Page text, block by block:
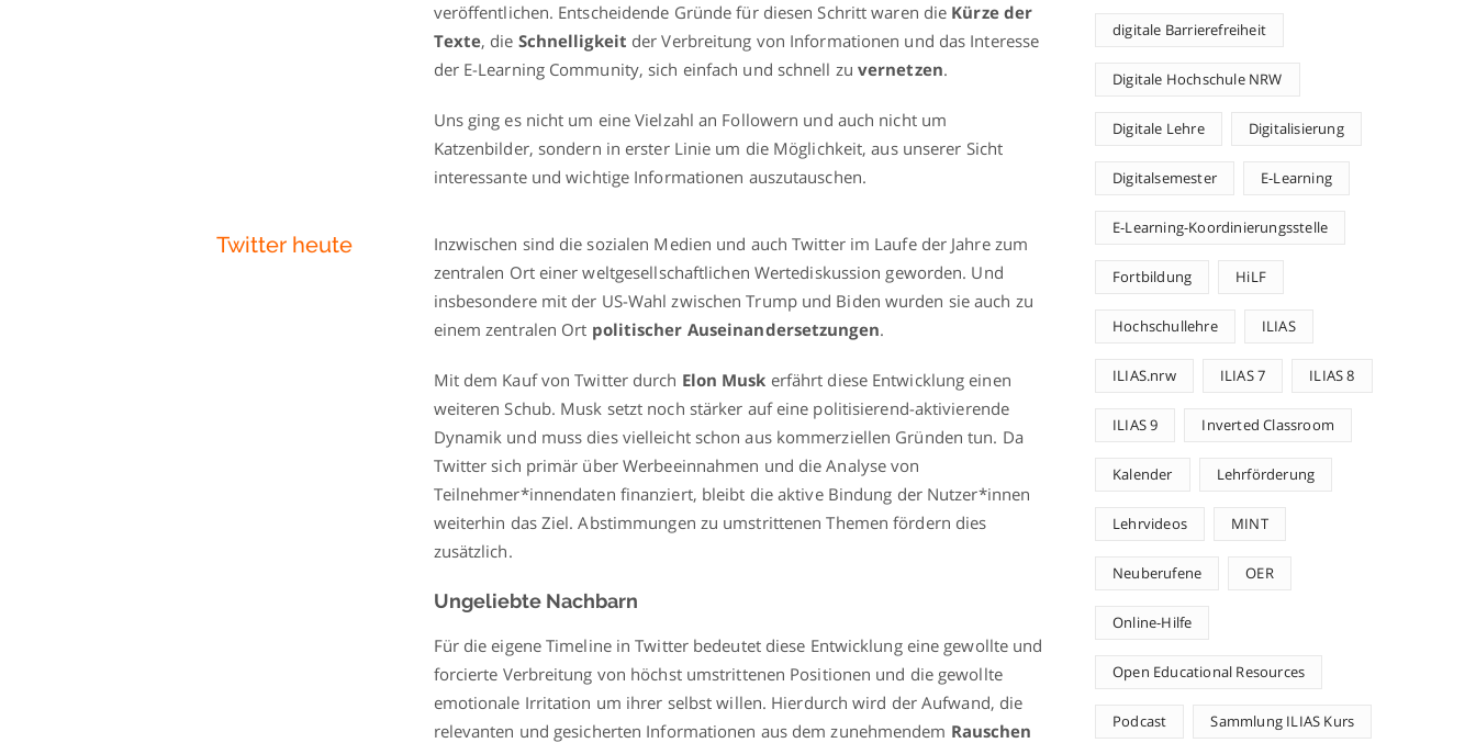
veröffentlichen. Entscheidende Gründe für diesen Schritt waren die Kürze der
Texte, die Schnelligkeit der Verbreitung von Informationen und das Interesse
der E-Learning Community, sich einfach und schnell zu vernetzen.
Uns ging es nicht um eine Vielzahl an Followern und auch nicht um
Katzenbilder, sondern in erster Linie um die Möglichkeit, aus unserer Sicht
interessante und wichtige Informationen auszutauschen.
Twitter heute
Inzwischen sind die sozialen Medien und auch Twitter im Laufe der Jahre zum
zentralen Ort einer weltgesellschaftlichen Wertediskussion geworden. Und
insbesondere mit der US-Wahl zwischen Trump und Biden wurden sie auch zu
einem zentralen Ort politischer Auseinandersetzungen.
Mit dem Kauf von Twitter durch Elon Musk erfährt diese Entwicklung einen
weiteren Schub. Musk setzt noch stärker auf eine politisierend-aktivierende
Dynamik und muss dies vielleicht schon aus kommerziellen Gründen tun. Da
Twitter sich primär über Werbeeinnahmen und die Analyse von
Teilnehmer*innendaten finanziert, bleibt die aktive Bindung der Nutzer*innen
weiterhin das Ziel. Abstimmungen zu umstrittenen Themen fördern dies
zusätzlich.
Ungeliebte Nachbarn
Für die eigene Timeline in Twitter bedeutet diese Entwicklung eine gewollte und
forcierte Verbreitung von höchst umstrittenen Positionen und die gewollte
emotionale Irritation um ihrer selbst willen. Hierdurch wird der Aufwand, die
relevanten und gesicherten Informationen aus dem zunehmendem Rauschen
digitale Barrierefreiheit
Digitale Hochschule NRW
Digitale Lehre Digitalisierung
Digitalsemester E-Learning
E-Learning-Koordinierungsstelle
Fortbildung HiLF
Hochschullehre ILIAS
ILIAS.nrw ILIAS 7 ILIAS 8
ILIAS 9 Inverted Classroom
Kalender Lehrförderung
Lehrvideos MINT
Neuberufene OER
Online-Hilfe
Open Educational Resources
Podcast Sammlung ILIAS Kurs